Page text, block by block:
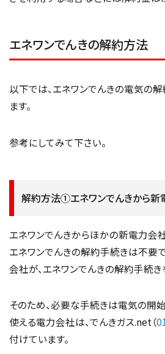
エネワンでんきの解約方法
以下では、エネワンでんきの電気の
ます。
参考にしてみて下さい。
解約方法①エネワンでんきから新
エネワンでんきからほかの新電力会
エネワンでんきの解約手続きは不要
会社が、エネワンでんきの解約手続き
そのため、必要な手続きは電気の開
使える電力会社は、でんきガス.net（
付けています。